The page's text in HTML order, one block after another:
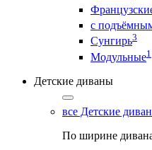
с
Сунгирь3
Модульные1
Детские диваны
все Детские
По ширине